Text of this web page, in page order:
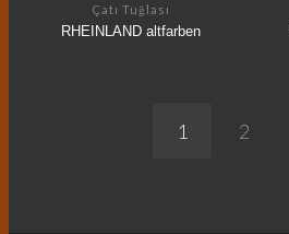
Çatı Tuğlası
RHEINLAND altfarben
1 2